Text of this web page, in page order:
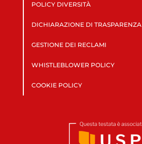
POLICY DIVERSITÀ
DICHIARAZIONE DI TRASPARENZA
GESTIONE DEI RECLAMI
WHISTLEBLOWER POLICY
COOKIE POLICY